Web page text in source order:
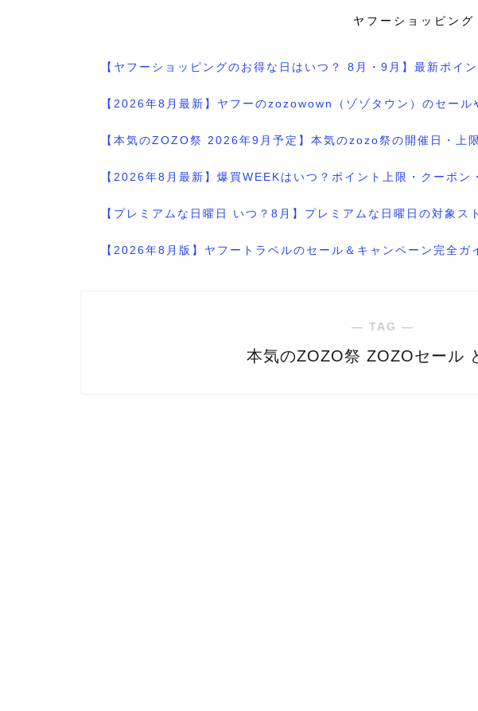
ヤフーショッピン
【ヤフーショッピングのお得な日はいつ？ 8月・9月】最新ポイ
【2026年8月最新】ヤフーのzozowown（ゾゾタウン）のセー
【本気のZOZO祭 2026年9月予定】本気のzozo祭の開催日・上
【2026年8月最新】爆買WEEKはいつ？ポイント上限・クーポン
【プレミアムな日曜日 いつ？8月】プレミアムな日曜日の対象ス
【2026年8月版】ヤフートラベルのセール＆キャンペーン完全ガ
― TAG ―
本気のZOZO祭 ZOZOセール